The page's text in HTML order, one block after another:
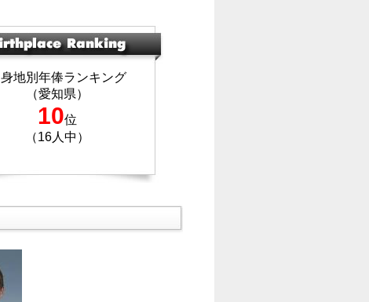
地別年俸ランキング
（愛知県）
10位
（16人中）